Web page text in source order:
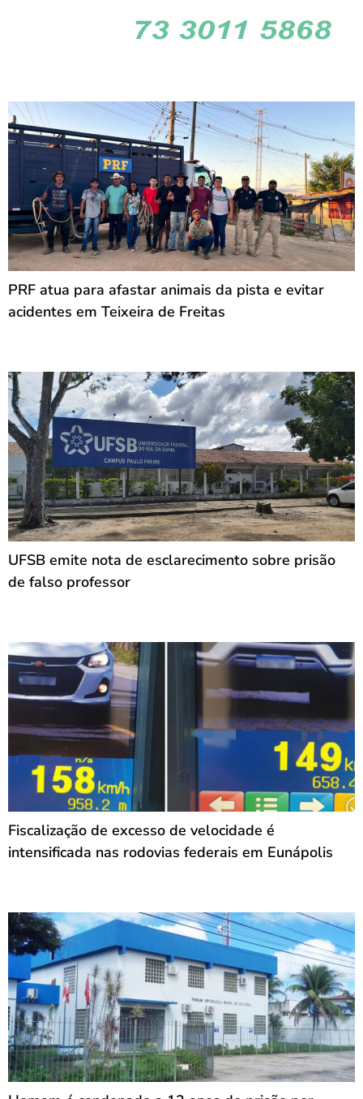
PRF atua para afastar animais da pista e evitar
acidentes em Teixeira de Freitas
UFSB emite nota de esclarecimento sobre prisão
de falso professor
Fiscalização de excesso de velocidade é
intensificada nas rodovias federais em Eunápolis